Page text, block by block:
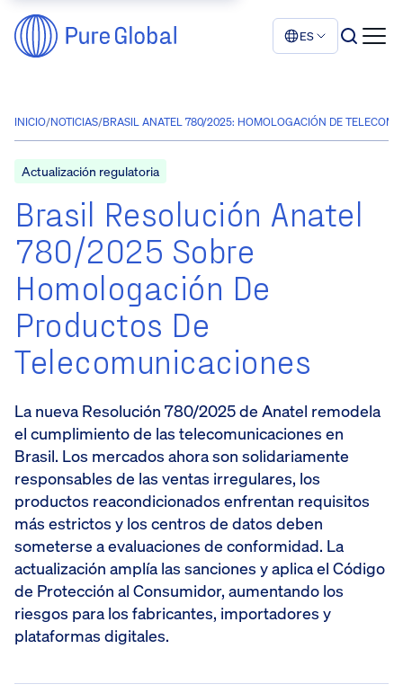
ES
INICIO/NOTICIAS/BRASIL ANATEL 780/2025: HOMOLOGACIÓN DE
Actualización regulatoria
Brasil Resolución Anatel
780/2025 Sobre
Homologación De
Productos De
Telecomunicaciones
La nueva Resolución 780/2025 de Anatel remodela
el cumplimiento de las telecomunicaciones en
Brasil. Los mercados ahora son solidariamente
responsables de las ventas irregulares, los
productos reacondicionados enfrentan requisitos
más estrictos y los centros de datos deben
someterse a evaluaciones de conformidad. La
actualización amplía las sanciones y aplica el Código
de Protección al Consumidor, aumentando los
riesgos para los fabricantes, importadores y
plataformas digitales.